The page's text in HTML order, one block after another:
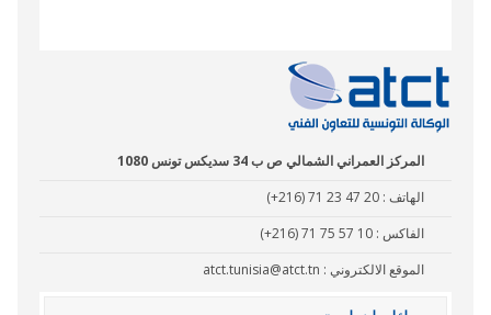
المركز العمراني الشمالي ص ب 34 سديكس تونس 1080
الهاتف : (+216) 71 23 47 20
الفاكس : (+216) 71 75 57 10
الموقع الالكتروني : atct.tunisia@atct.tn